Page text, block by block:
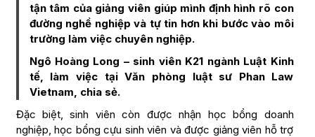
tận tâm của giảng viên giúp mình định hình rõ con
đường nghề nghiệp và tự tin hơn khi bước vào môi
trường làm việc chuyên nghiệp.
Ngô Hoàng Long – sinh viên K21 ngành Luật Kinh
tế, làm việc tại Văn phòng luật sư Phan Law
Vietnam, chia sẻ.
Đặc biệt, sinh viên còn được nhận học bổng doanh
nghiệp, học bổng cựu sinh viên và được giảng viên hỗ trợ